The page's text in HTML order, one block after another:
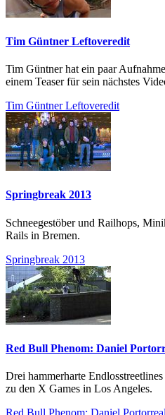
Tim Güntner Leftoveredit
Tim Güntner hat ein paar
einem Teaser für sein nächstes
Tim Güntner Leftoveredit
Springbreak 2013
Schneegestöber und Railhops,
Rails in Bremen.
Springbreak 2013
Red Bull Phenom: Daniel
Drei hammerharte
zu den X Games in Los Angeles.